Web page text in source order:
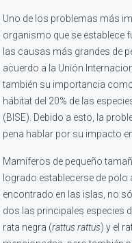
Uno de los problemas más
organismo que se establece
las causas más grandes de
acuerdo a la Unión
también su importancia
hábitat del 20% de las
(BISE). Debido a esto, la
pena hablar por su impacto
Mamíferos de pequeño
logrado establecerse de
encontrado en las islas, no
dos las principales especies
rata negra (rattus rattus) y el